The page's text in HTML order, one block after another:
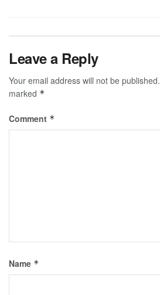
Leave a Reply
Your email address will not be published.
marked *
Comment *
Name *